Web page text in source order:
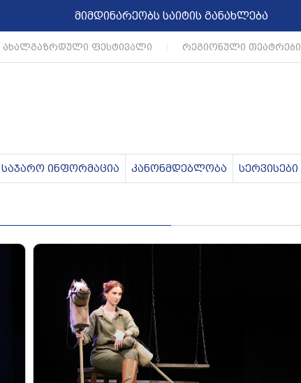
მიმდინარეობს საიტის განახლება
ფესტივალი რეგიონული
საჯარო ინფორმაცია კანონმდებლობა სერვისები